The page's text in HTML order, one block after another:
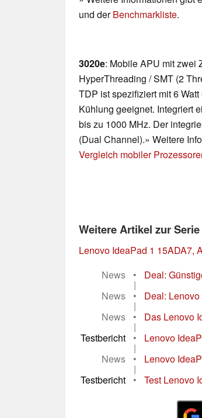
und derBenchmarkliste.
3020e: Mobile APU mit zwei
HyperThreading / SMT (2
TDP ist spezifiziert mit 6
Kühlung geeignet. Integriert
bis zu 1000 MHz. Der
(Dual Channel).» Weitere
Vergleich mobiler
Weitere Artikel zur Serie
Lenovo IdeaPad 1 15ADA7,
News
• Deal:
|
News
• Deal:
|
News
• Das Lenovo
|
Testbericht
• Lenovo
|
News
• Lenovo
|
Testbericht
• Test Lenovo